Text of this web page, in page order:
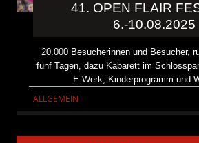
41. OPEN FLAIR
6.-10.08.2025
20.000 Besucherinnen und Besucher,
fünf Tagen, dazu Kabarett im
E-Werk, Kinderprogramm und
ALLGEMEIN